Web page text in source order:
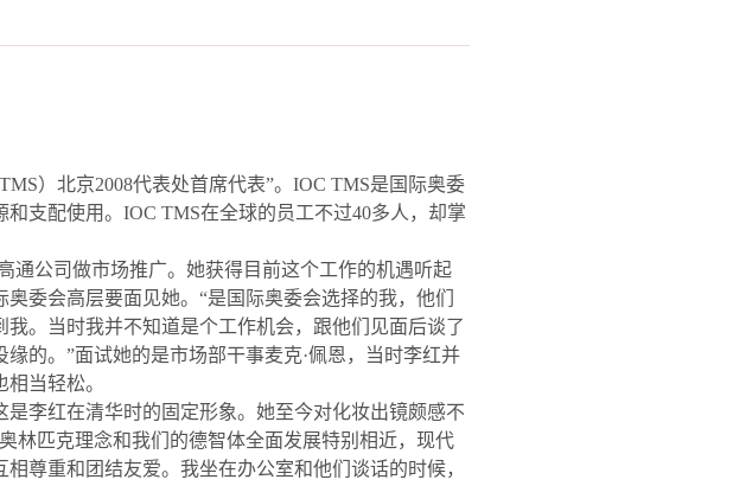
）北京2008代表处首席代表”。 IOC TMS是国际奥委
支配使用。 IOC TMS在全球的员工不过40多人，却掌
通公司做市场推广。她获得目前这个工作的机遇听起
委会高层要面见她。 “是国际奥委会选择的我，他们
我。当时我并不知道是个工作机会，跟他们见面后谈了
的。 ”面试她的是市场部干事麦克·佩恩，当时李红并
当轻松。
是李红在清华时的固定形象。她至今对化妆出镜颇感不
林匹克理念和我们的德智体全面发展特别相近，现代
尊重和团结友爱。我坐在办公室和他们谈话的时候，